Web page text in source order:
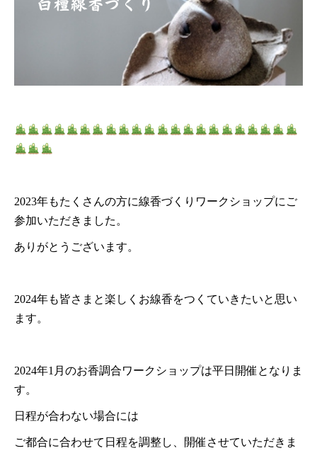
2023年もたくさんの方に線香づくりワークショップにご
参加いただきました。
ありがとうございます。
2024年も皆さまと楽しくお線香をつくていきたいと思い
ます。
2024年1月のお香調合ワークショップは平日開催となりま
す。
日程が合わない場合には
ご都合に合わせて日程を調整し、開催させていただきま